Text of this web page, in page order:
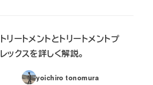
トリートメントとトリートメントプ
レックスを詳しく解説。
yoichiro tonomura